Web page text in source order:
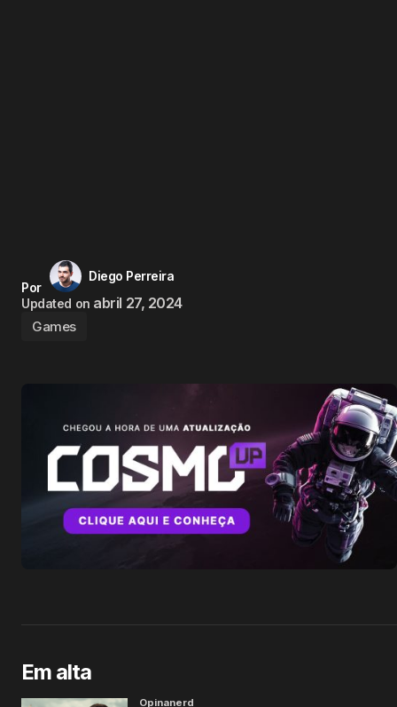
Por
Diego Perreira
Updated on abril 27, 2024
Games
Em alta